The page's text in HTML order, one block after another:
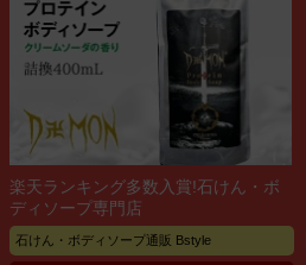
楽天ランキング多数入賞!石けん・ボ
ディソープ専門店
石けん・ボディソープ通販 Bstyle